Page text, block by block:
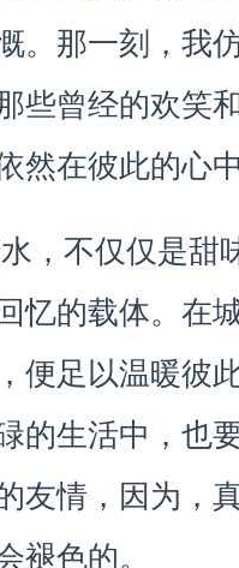
。那一刻，我
些曾经的欢笑
然在彼此的心
，不仅仅是甜
忆的载体。在
便足以温暖彼
的生活中，也
友情，因为，
褪色的。